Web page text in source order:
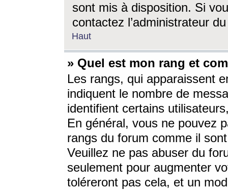
sont mis à disposition. Si
contactez l’administrateur
Haut
» Quel est mon rang et
Les rangs, qui apparaissent
indiquent le nombre de
identifient certains
En général, vous ne pouvez
rangs du forum comme il
Veuillez ne pas abuser du
seulement pour augmenter
toléreront pas cela, et un